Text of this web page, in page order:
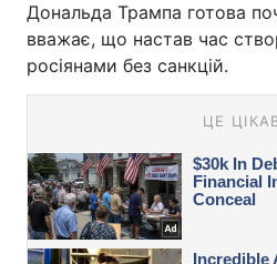
Дональда Трампа готова
вважає, що настав час
росіянами без санкцій.